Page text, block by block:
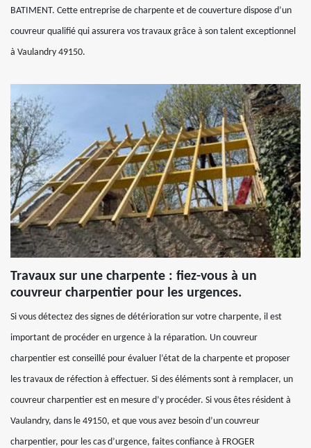
BATIMENT. Cette entreprise de charpente et de couverture dispose d’un
couvreur qualifié qui assurera vos travaux grâce à son talent exceptionnel
à Vaulandry 49150.
Travaux sur une charpente : fiez-vous à un
couvreur charpentier pour les urgences.
Si vous détectez des signes de détérioration sur votre charpente, il est
important de procéder en urgence à la réparation. Un couvreur
charpentier est conseillé pour évaluer l’état de la charpente et proposer
les travaux de réfection à effectuer. Si des éléments sont à remplacer, un
couvreur charpentier est en mesure d’y procéder. Si vous êtes résident à
Vaulandry, dans le 49150, et que vous avez besoin d’un couvreur
charpentier, pour les cas d’urgence, faites confiance à FROGER